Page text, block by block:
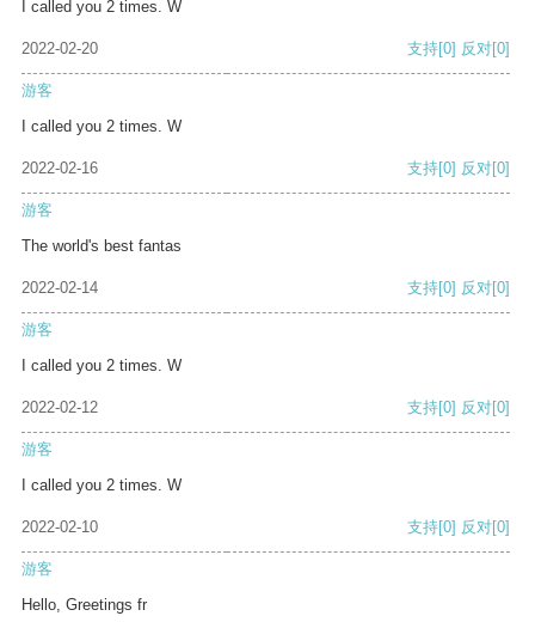
I called you 2 times. W
2022-02-20 支持[0] 反对[0]
游客
I called you 2 times. W
2022-02-16 支持[0] 反对[0]
游客
The world's best fantas
2022-02-14 支持[0] 反对[0]
游客
I called you 2 times. W
2022-02-12 支持[0] 反对[0]
游客
I called you 2 times. W
2022-02-10 支持[0] 反对[0]
游客
Hello, Greetings fr